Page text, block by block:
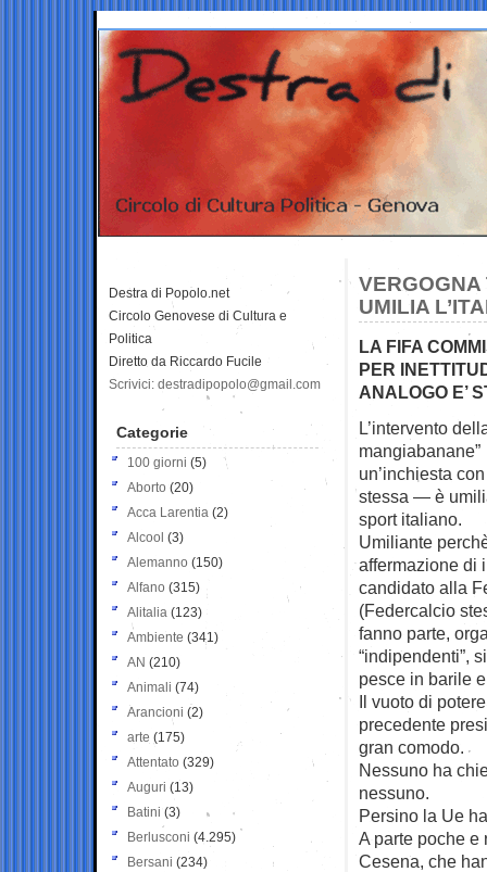
UMILIA
LA FIFA
PER
ANALOGO E’
L’intervento
un’inchiesta
stessa — è
sport italiano.
Umiliante
affermazione di
candidato alla
(Federcalcio
fanno parte,
“indipendenti”,
pesce in barile
Il vuoto di
precedente
gran comodo.
Nessuno ha
nessuno.
Persino la Ue
A parte poche
Cesena, che
Destra di Popolo.net
Circolo Genovese di Cultura e
Politica
Diretto da Riccardo Fucile
Scrivici: destradipopolo@gmail.com
Categorie
100 giorni (5)
Aborto (20)
Acca Larentia (2)
Alcool (3)
Alemanno (150)
Alfano (315)
Alitalia (123)
Ambiente (341)
AN (210)
Animali (74)
Arancioni (2)
arte (175)
Attentato (329)
Auguri (13)
Batini (3)
Berlusconi (4.295)
Bersani (234)